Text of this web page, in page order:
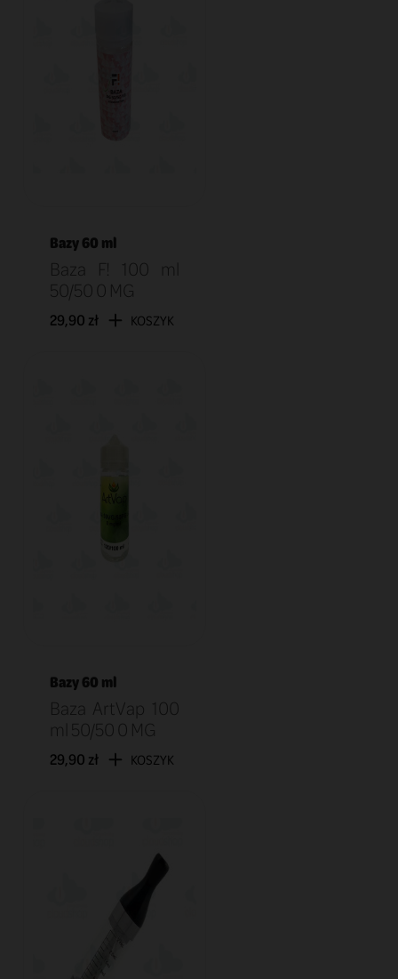
Bazy 60 ml
Baza F! 100 ml
50/50 0 MG
29,90 zł KOSZYK
Bazy 60 ml
Baza ArtVap 100
ml 50/50 0 MG
29,90 zł KOSZYK